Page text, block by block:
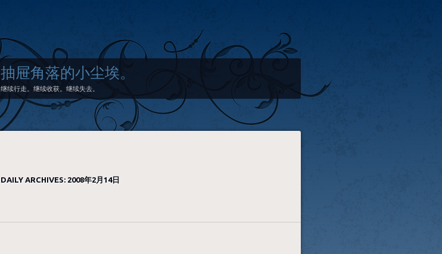
抽屉角落的小尘埃。
继续行走。继续收获。继续失去。
DAILY ARCHIVES: 2008年2月14日